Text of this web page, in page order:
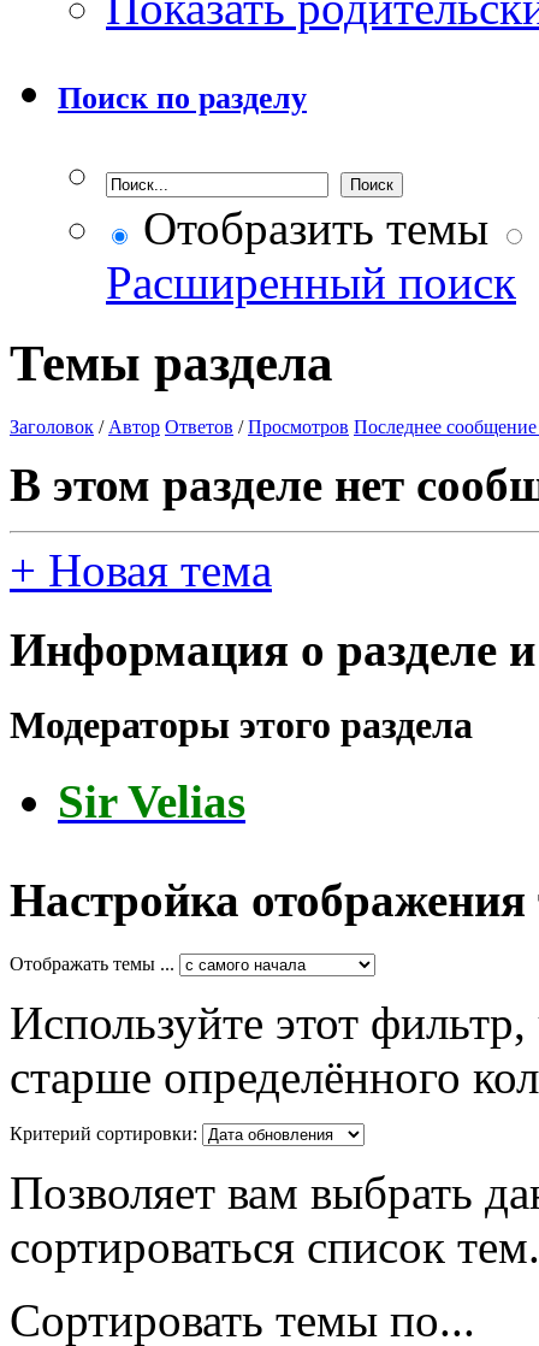
Поиск по разделу
Отобразить темы
Расширенный поиск
Темы раздела
Заголовок / Автор Ответов /Просмотров Последнее сообщение
В этом разделе нет
+ Новая тема
Информация о разделе
Модераторы этого раздела
Sir Velias
Настройка отображения
Отображать темы ...
Используйте этот
старше определённого
Критерий сортировки:
Позволяет вам выбрать
сортироваться список тем.
Сортировать темы по...